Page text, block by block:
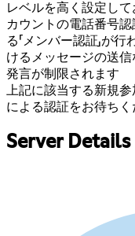
レベルを高く設定し
カウントの電話番号
る「メンバー認証」が
けるメッセージの送
発言が制限されます
上記に該当する新規
による認証をお待ちく
Server Details